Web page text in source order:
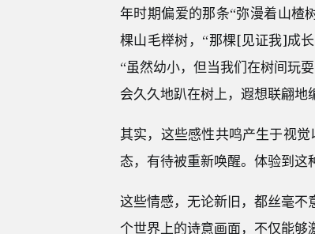
年时期偏爱的那条“弥漫着山楂
棵山毛榉树，“那棵[见证我]成
“虽然幼小，但当我们在树间玩
会久久地趴在树上，遐想联翩地
其实，这些感性共鸣产生于视
态，有待被重新唤醒。体验到这
这些情感，无论新旧，都丝毫
个世界上的诗意画面，不仅能